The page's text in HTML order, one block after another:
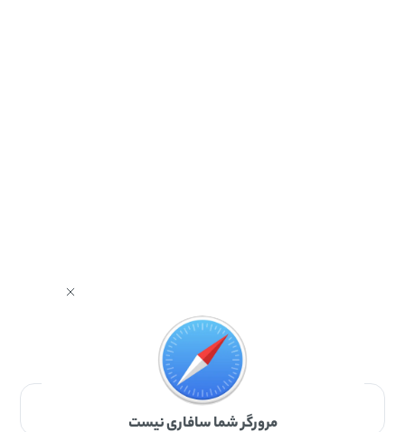
برای دانلود برنامه با مرورگر Safari وارد شوید.
مرورگر شما سافاری نیست